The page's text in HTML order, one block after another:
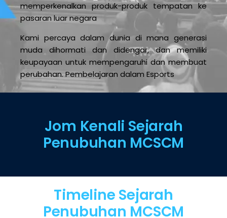
memperkenalkan produk-produk tempatan ke
pasaran luar negara
Kami percaya dalam dunia di mana generasi
muda dihormati dan didengar, dan memiliki
keupayaan untuk mempengaruhi dan membuat
perubahan. Pembelajaran dalam Esports
Jom Kenali Sejarah
Penubuhan MCSCM
Timeline Sejarah
Penubuhan MCSCM